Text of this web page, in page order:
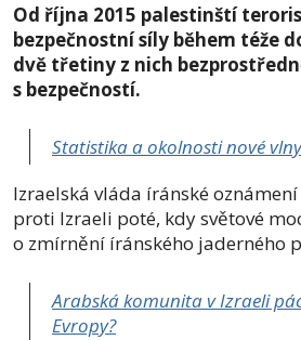
Od října 2015 palestinští
bezpečnostní síly během téže
dvě třetiny z nich
s bezpečností.
Statistika a okolnosti nové
Izraelská vláda íránské
proti Izraeli poté, kdy světové
o zmírnění íránského jaderného
Arabská komunita v Izraeli
Evropy?